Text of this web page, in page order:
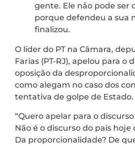
gente. Ele não pode ser
porque defendeu a sua
finalizou.
O líder do PT na Câmara,
Farias (PT-RJ), apelou para o
oposição da
como alegam no caso dos
tentativa de golpe de Estado.
“Quero apelar para o
Não é o discurso do país hoje
Da proporcionalidade? De